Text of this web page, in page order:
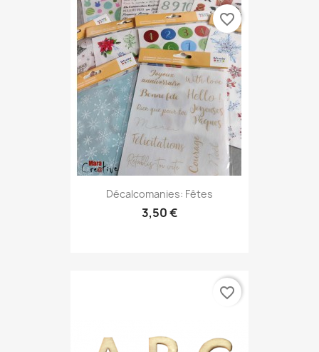
Décalcomanies: Fêtes
3,50 €
favorite_border
favorite_border